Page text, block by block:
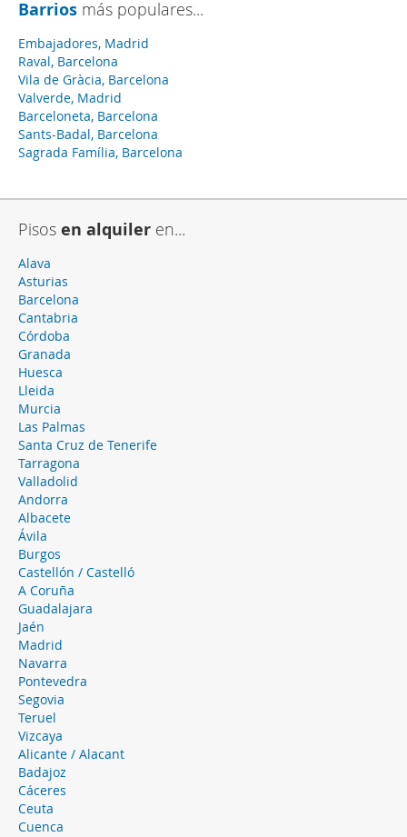
Barrios más populares...
Embajadores, Madrid
Raval, Barcelona
Vila de Gràcia, Barcelona
Valverde, Madrid
Barceloneta, Barcelona
Sants-Badal, Barcelona
Sagrada Família, Barcelona
Pisos en alquiler en...
Alava
Asturias
Barcelona
Cantabria
Córdoba
Granada
Huesca
Lleida
Murcia
Las Palmas
Santa Cruz de Tenerife
Tarragona
Valladolid
Andorra
Albacete
Ávila
Burgos
Castellón / Castelló
A Coruña
Guadalajara
Jaén
Madrid
Navarra
Pontevedra
Segovia
Teruel
Vizcaya
Alicante / Alacant
Badajoz
Cáceres
Ceuta
Cuenca